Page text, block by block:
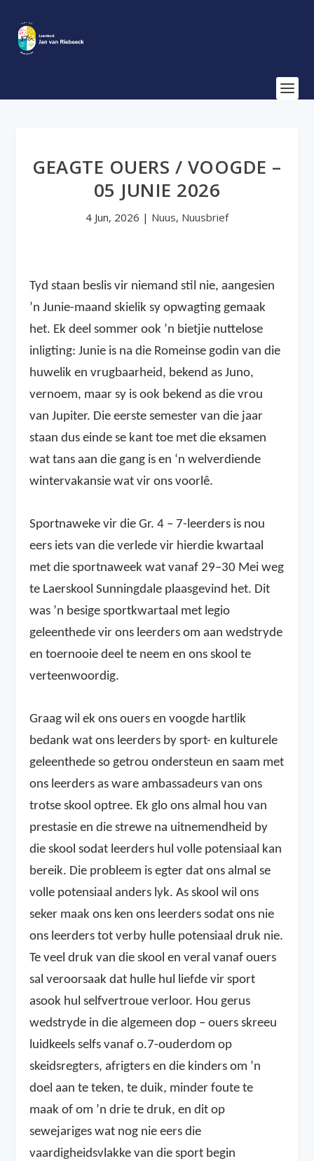
GEAGTE OUERS / VOOGDE –
05 JUNIE 2026
4 Jun, 2026 | Nuus, Nuusbrief
Tyd staan beslis vir niemand stil nie, aangesien
’n Junie-maand skielik sy opwagting gemaak
het. Ek deel sommer ook ’n bietjie nuttelose
inligting: Junie is na die Romeinse godin van die
huwelik en vrugbaarheid, bekend as Juno,
vernoem, maar sy is ook bekend as die vrou
van Jupiter. Die eerste semester van die jaar
staan dus einde se kant toe met die eksamen
wat tans aan die gang is en ‘n welverdiende
wintervakansie wat vir ons voorlê.
Sportnaweke vir die Gr. 4 – 7-leerders is nou
eers iets van die verlede vir hierdie kwartaal
met die sportnaweek wat vanaf 29–30 Mei weg
te Laerskool Sunningdale plaasgevind het. Dit
was ’n besige sportkwartaal met legio
geleenthede vir ons leerders om aan wedstryde
en toernooie deel te neem en ons skool te
verteenwoordig.
Graag wil ek ons ouers en voogde hartlik
bedank wat ons leerders by sport- en kulturele
geleenthede so getrou ondersteun en saam met
ons leerders as ware ambassadeurs van ons
trotse skool optree. Ek glo ons almal hou van
prestasie en die strewe na uitnemendheid by
die skool sodat leerders hul volle potensiaal kan
bereik. Die probleem is egter dat ons almal se
volle potensiaal anders lyk. As skool wil ons
seker maak ons ken ons leerders sodat ons nie
ons leerders tot verby hulle potensiaal druk nie.
Te veel druk van die skool en veral vanaf ouers
sal veroorsaak dat hulle hul liefde vir sport
asook hul selfvertroue verloor. Hou gerus
wedstryde in die algemeen dop – ouers skreeu
luidkeels selfs vanaf o.7-ouderdom op
skeidsregters, afrigters en die kinders om ’n
doel aan te teken, te duik, minder foute te
maak of om ’n drie te druk, en dit op
sewejariges wat nog nie eers die
vaardigheidsvlakke van die sport begin